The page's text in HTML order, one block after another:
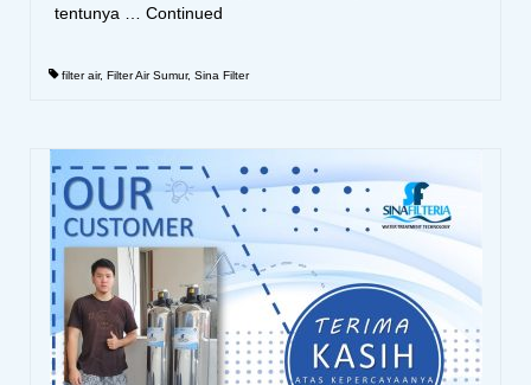
tentunya … Continued
filter air, Filter Air Sumur, Sina Filter